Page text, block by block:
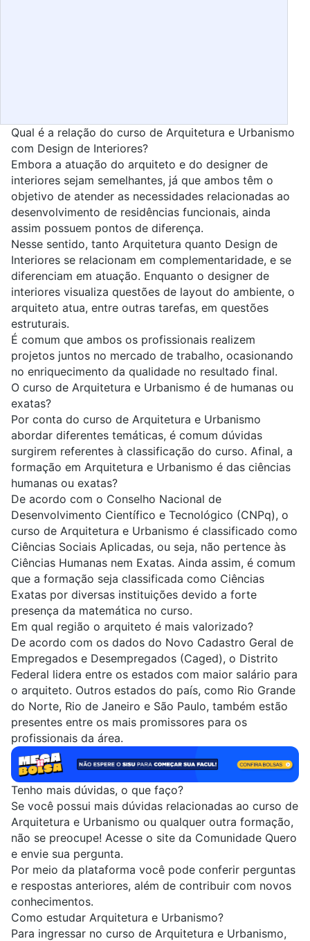
Qual é a relação do curso de Arquitetura e Urbanismo
com Design de Interiores?
Embora a atuação do arquiteto e do designer de
interiores sejam semelhantes, já que ambos têm o
objetivo de atender as necessidades relacionadas ao
desenvolvimento de residências funcionais, ainda
assim possuem pontos de diferença.
Nesse sentido, tanto Arquitetura quanto Design de
Interiores se relacionam em complementaridade, e se
diferenciam em atuação. Enquanto o designer de
interiores visualiza questões de layout do ambiente, o
arquiteto atua, entre outras tarefas, em questões
estruturais.
É comum que ambos os profissionais realizem
projetos juntos no mercado de trabalho, ocasionando
no enriquecimento da qualidade no resultado final.
O curso de Arquitetura e Urbanismo é de humanas ou
exatas?
Por conta do curso de Arquitetura e Urbanismo
abordar diferentes temáticas, é comum dúvidas
surgirem referentes à classificação do curso. Afinal, a
formação em Arquitetura e Urbanismo é das ciências
humanas ou exatas?
De acordo com o Conselho Nacional de
Desenvolvimento Científico e Tecnológico (CNPq), o
curso de Arquitetura e Urbanismo é classificado como
Ciências Sociais Aplicadas, ou seja, não pertence às
Ciências Humanas nem Exatas. Ainda assim, é comum
que a formação seja classificada como Ciências
Exatas por diversas instituições devido a forte
presença da matemática no curso.
Em qual região o arquiteto é mais valorizado?
De acordo com os dados do Novo Cadastro Geral de
Empregados e Desempregados (Caged), o Distrito
Federal lidera entre os estados com maior salário para
o arquiteto. Outros estados do país, como Rio Grande
do Norte, Rio de Janeiro e São Paulo, também estão
presentes entre os mais promissores para os
profissionais da área.
Tenho mais dúvidas, o que faço?
Se você possui mais dúvidas relacionadas ao curso de
Arquitetura e Urbanismo ou qualquer outra formação,
não se preocupe! Acesse o site da Comunidade Quero
e envie sua pergunta.
Por meio da plataforma você pode conferir perguntas
e respostas anteriores, além de contribuir com novos
conhecimentos.
Como estudar Arquitetura e Urbanismo?
Para ingressar no curso de Arquitetura e Urbanismo,